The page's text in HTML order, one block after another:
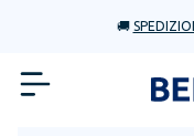
🚚